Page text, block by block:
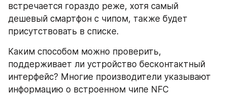
встречается гораздо реже, хотя самый
дешевый смартфон с чипом, также будет
присутствовать в списке.
Каким способом можно проверить,
поддерживает ли устройство бесконтактный
интерфейс? Многие производители указывают
информацию о встроенном чипе NFC